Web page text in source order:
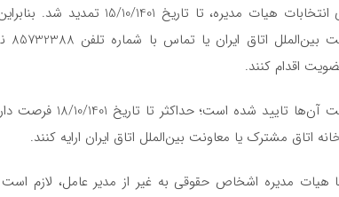
مجمع جهت رای‌دهی یا نامزدی انتخابات هیات
اقدام کنند.
همچنین کلیه اعضایی که
اتاق مشترک یا معاونت بین‌الملل اتاق ایران ارایه کنند.
مدیره اشخاص حقوقی به غیر از مدیر عامل، لازم است